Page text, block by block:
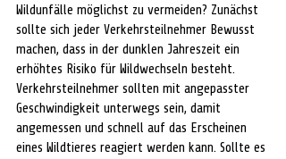
Wildunfälle möglichst zu vermeiden? Zunächst
sollte sich jeder Verkehrsteilnehmer Bewusst
machen, dass in der dunklen Jahreszeit ein
erhöhtes Risiko für Wildwechseln besteht.
Verkehrsteilnehmer sollten mit angepasster
Geschwindigkeit unterwegs sein, damit
angemessen und schnell auf das Erscheinen
eines Wildtieres reagiert werden kann. Sollte es